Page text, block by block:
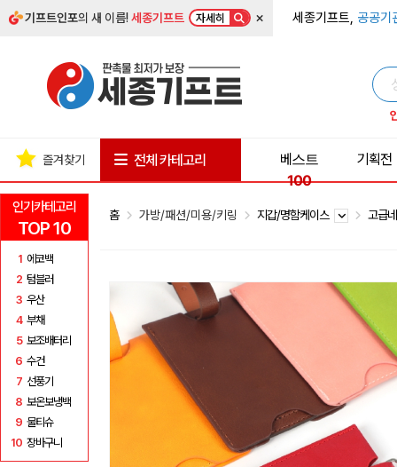
기프트인포의 새 이름!세종기프트 자세히 × 세종기프트, 공공기
인기카테고리
TOP 10
1 에코백
2 텀블러
3 우산
4 부채
5 보조배터리
6 수건
7 선풍기
8 보온보냉백
9 물티슈
10 장바구니
즐겨찾기 전체 카테고리
베스트
100
기획전
홈 가방/패션/미용/키링 지갑/명함케이스 고급